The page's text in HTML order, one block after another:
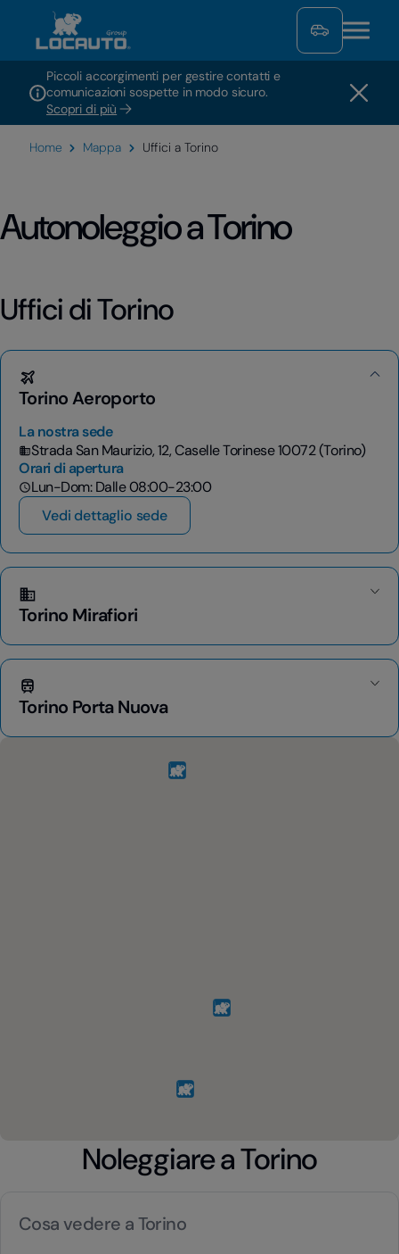
Piccoli accorgimenti per gestire contatti e
comunicazioni sospette in modo sicuro.
Scopri di più
Home Mappa Uffici a Torino
Autonoleggio a Torino
Uffici di Torino
Torino Aeroporto
La nostra sede
Strada San Maurizio, 12, Caselle Torinese 10072 (Torino)
Orari di apertura
Lun-Dom: Dalle 08:00-23:00
Vedi dettaglio sede
Torino Mirafiori
Torino Porta Nuova
Noleggiare a Torino
Cosa vedere a Torino